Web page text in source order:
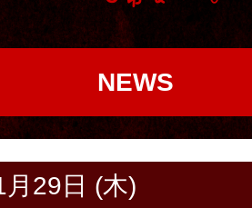
NEWS
29日 (木)